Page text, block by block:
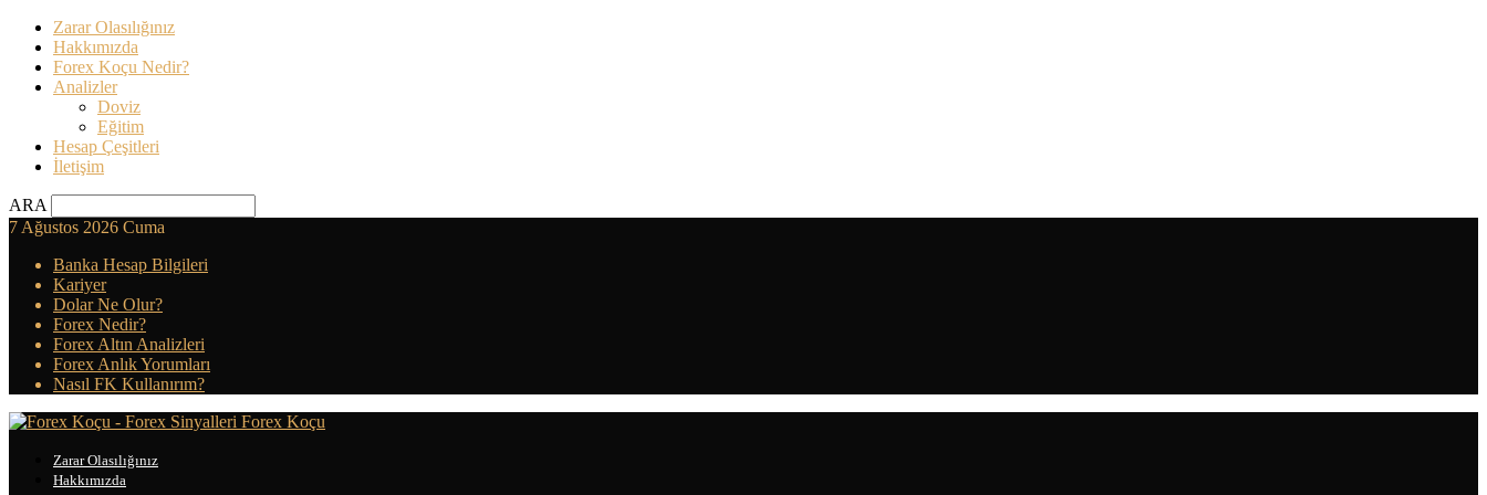
Zarar Olasılığınız
Hakkımızda
Forex Koçu Nedir?
Analizler
Doviz
Eğitim
Hesap Çeşitleri
İletişim
ARA
7 Ağustos 2026 Cuma
Banka Hesap Bilgileri
Kariyer
Dolar Ne Olur?
Forex Nedir?
Forex Altın Analizleri
Forex Anlık Yorumları
Nasıl FK Kullanırım?
Forex Koçu
Zarar Olasılığınız
Hakkımızda